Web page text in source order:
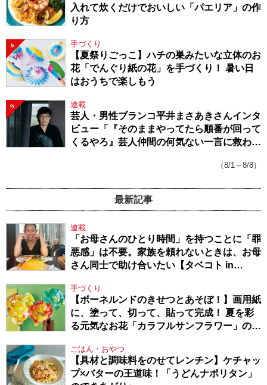
入れて炊くだけでおいしい「パエリア」の作
り方
4 手づくり
【夏祭りごっこ】ハチの巣みたいな立体のお
花「でんぐり紙の花」を手づくり！ 暑い日
はおうちで楽しもう
5 連載
芸人・男性ブランコ平井まさあきさんインタ
ビュー「『そのままやってたら順番が回って
くるやろ』芸人仲間の何気ない一言に救われ
（8/1～8/8）
最新記事
連載
「お母さんのひとり時間」を持つことに「罪
悪感」は不要。家族を頼れないときは、お母
さん同士で助け合いたい【タベコト in
手づくり
【ボーネルンドのきせつとあそぼ！】画用紙
に、塗って、切って、貼って完成！ 夏を彩
る元気なお花「カラフルサンフラワー」の作
ごはん・おやつ
【具材と調味料をのせてレンチン】ケチャッ
プ×バターの王道味！「うどんナポリタン」